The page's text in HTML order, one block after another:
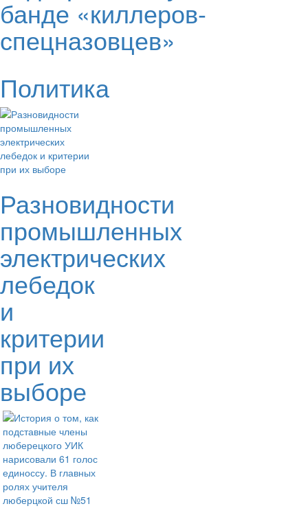
банде «киллеров-
спецназовцев»
Политика
Разновидности
промышленных
электрических
лебедок
и
критерии
при их
выборе